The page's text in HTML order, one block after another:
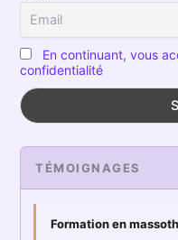
En continuant, vous
confidentialité
TÉMOIGNAGES
Formation en